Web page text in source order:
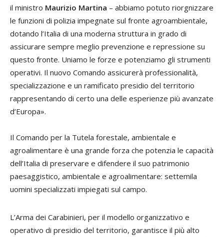
il ministro Maurizio Martina – abbiamo potuto riorgnizzare
le funzioni di polizia impegnate sul fronte agroambientale,
dotando l’Italia di una moderna struttura in grado di
assicurare sempre meglio prevenzione e repressione su
questo fronte. Uniamo le forze e potenziamo gli strumenti
operativi. Il nuovo Comando assicurerà professionalità,
specializzazione e un ramificato presidio del territorio
rappresentando di certo una delle esperienze più avanzate
d’Europa».
Il Comando per la Tutela forestale, ambientale e
agroalimentare è una grande forza che potenzia le capacità
dell’Italia di preservare e difendere il suo patrimonio
paesaggistico, ambientale e agroalimentare: settemila
uomini specializzati impiegati sul campo.
L’Arma dei Carabinieri, per il modello organizzativo e
operativo di presidio del territorio, garantisce il più alto